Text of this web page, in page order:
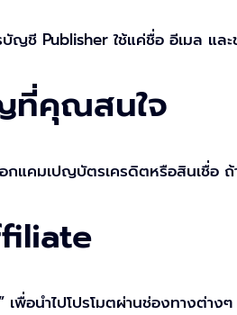
ญชี Publisher ใช้แค่ชื่อ อีเมล แล
ที่คุณสนใจ
กแคมเปญบัตรเครดิตหรือสินเชื่อ
พื่อนำไปโปรโมตผ่านช่องทางต่า